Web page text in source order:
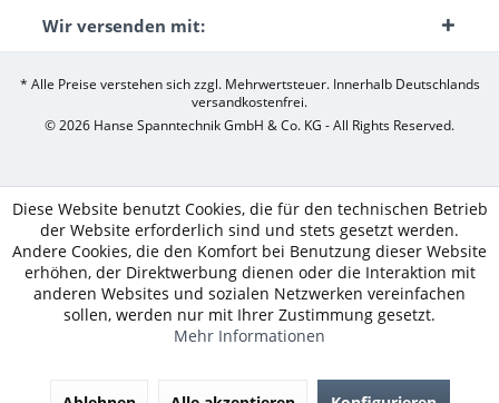
Wir versenden mit:
* Alle Preise verstehen sich zzgl. Mehrwertsteuer. Innerhalb Deutschlands
versandkostenfrei.
© 2026 Hanse Spanntechnik GmbH & Co. KG - All Rights Reserved.
Diese Website benutzt Cookies, die für den technischen Betrieb
der Website erforderlich sind und stets gesetzt werden.
Andere Cookies, die den Komfort bei Benutzung dieser Website
erhöhen, der Direktwerbung dienen oder die Interaktion mit
anderen Websites und sozialen Netzwerken vereinfachen
sollen, werden nur mit Ihrer Zustimmung gesetzt.
Mehr Informationen